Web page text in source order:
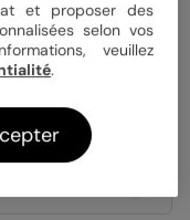
10x15 cm
Papier Satiné
et proposer des
selon vos
veuillez
.